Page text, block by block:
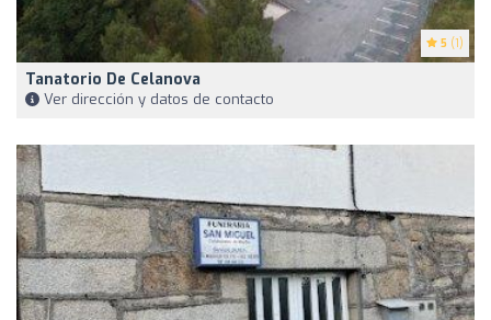
5 (1)
Tanatorio De Celanova
Ver dirección y datos de contacto